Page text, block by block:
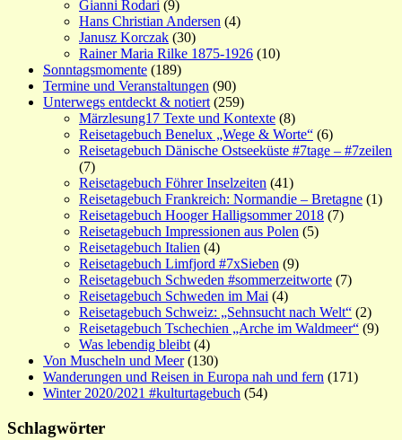
Gianni Rodari (9)
Hans Christian Andersen (4)
Janusz Korczak (30)
Rainer Maria Rilke 1875-1926 (10)
Sonntagsmomente (189)
Termine und Veranstaltungen (90)
Unterwegs entdeckt & notiert (259)
Märzlesung17 Texte und Kontexte (8)
Reisetagebuch Benelux „Wege & Worte“ (6)
Reisetagebuch Dänische Ostseeküste #7tage – #7zeilen
(7)
Reisetagebuch Föhrer Inselzeiten (41)
Reisetagebuch Frankreich: Normandie – Bretagne (1)
Reisetagebuch Hooger Halligsommer 2018 (7)
Reisetagebuch Impressionen aus Polen (5)
Reisetagebuch Italien (4)
Reisetagebuch Limfjord #7xSieben (9)
Reisetagebuch Schweden #sommerzeitworte (7)
Reisetagebuch Schweden im Mai (4)
Reisetagebuch Schweiz: „Sehnsucht nach Welt“ (2)
Reisetagebuch Tschechien „Arche im Waldmeer“ (9)
Was lebendig bleibt (4)
Von Muscheln und Meer(130)
Wanderungen und Reisen in Europa nah und fern (171)
Winter 2020/2021 #kulturtagebuch (54)
Schlagwörter